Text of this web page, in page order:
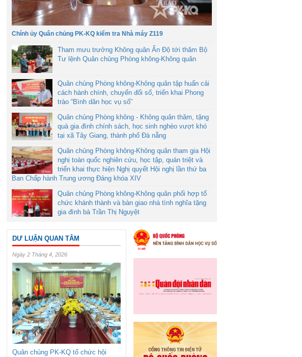
Chính ủy Quân chủng PK-KQ kiểm tra Nhà máy Z119
Tham mưu trưởng Không quân Ấn Độ tới thăm Bộ
Tư lệnh Quân chủng Phòng không-Không quân
Quân chủng Phòng không-Không quân tập huấn cải
cách hành chính, chuyển đổi số, triển khai Phong
trào “Bình dân học vụ số”
Quân chủng Phòng không - Không quân thăm, tặng
quà gia đình chính sách, học sinh nghèo vượt khó
tại xã Tây Giang, thành phố Đà nẵng
Quân chủng Phòng không-Không quân tham gia Hội
nghị toàn quốc nghiên cứu, học tập, quán triệt và
triển khai thực hiện Nghị quyết Hội nghị lần thứ ba
Ban Chấp hành Trung ương Đảng khóa XIV
Quân chủng Phòng không-Không quân phối hợp tổ
chức khánh thành và bàn giao nhà tình nghĩa tặng
gia đình bà Trần Thị Nguyệt
DƯ LUẬN QUAN TÂM
Ngày 2 Tháng 4, 2026
Quân chủng PK-KQ tổ chức hội